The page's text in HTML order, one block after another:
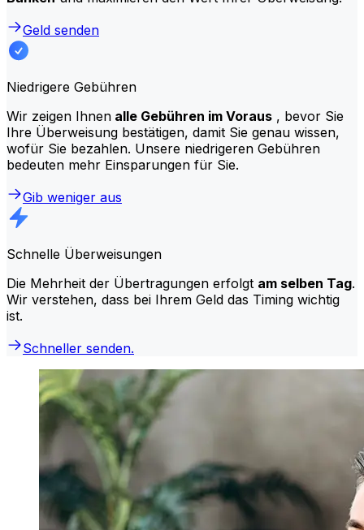
Geld senden
Niedrigere Gebühren
Wir zeigen Ihnen alle Gebühren im Voraus , bevor Sie
Ihre Überweisung bestätigen, damit Sie genau wissen,
wofür Sie bezahlen. Unsere niedrigeren Gebühren
bedeuten mehr Einsparungen für Sie.
Gib weniger aus
Schnelle Überweisungen
Die Mehrheit der Übertragungen erfolgt am selben Tag.
Wir verstehen, dass bei Ihrem Geld das Timing wichtig
ist.
Schneller senden.